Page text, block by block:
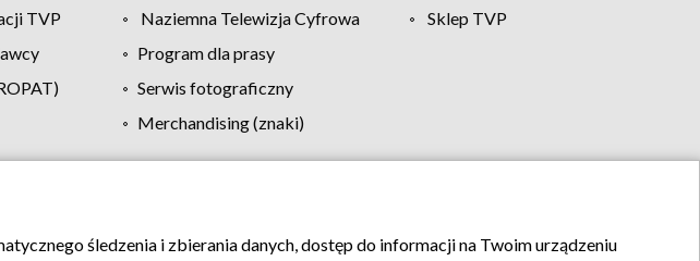
TVP Naziemna Telewizja Cyfrowa
Sklep TVP
Program dla prasy
Serwis fotograficzny
Merchandising (znaki)
Pomoc Biuro reklamy Kontakt
śledzenia i zbierania danych, dostęp do informacji na Twoim urządzeniu